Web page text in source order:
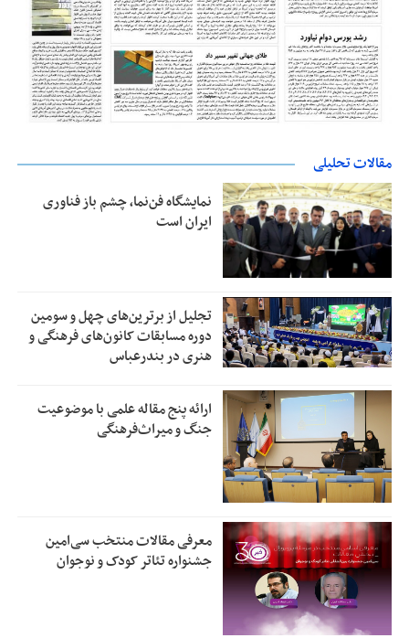
مقالات تحلیلی
نمایشگاه فن‌نما، چشم باز فناوری
ایران است
تجلیل از بر‌ترین‌های چهل و سومین
دوره مسابقات کانون‌های فرهنگی و
هنری در بندرعباس
ارائه پنج مقاله علمی با موضوعیت
جنگ و میراث‌فرهنگی
معرفی مقالات منتخب سی‌امین
جشنواره تئاتر کودک و نوجوان